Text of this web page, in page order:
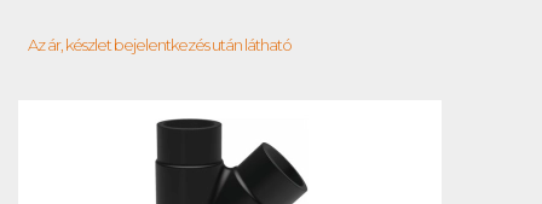
Az ár, készlet bejelentkezés után látható